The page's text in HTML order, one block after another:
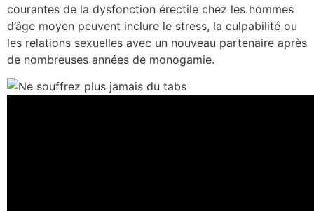
courantes de la dysfonction érectile chez les hommes
d’âge moyen peuvent inclure le stress, la culpabilité ou
les relations sexuelles avec un nouveau partenaire après
de nombreuses années de monogamie.